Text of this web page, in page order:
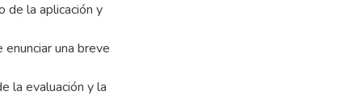
de la aplicación y
una breve
la evaluación y la